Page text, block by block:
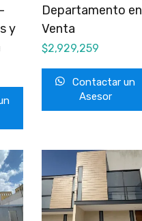
y
Departamento en
Venta
$2,929,259
Contactar un
Asesor